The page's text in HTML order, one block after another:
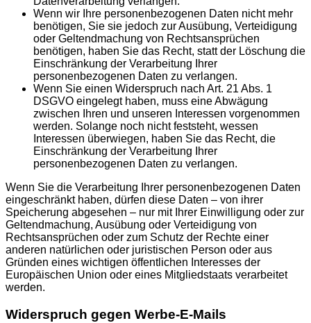
Wenn wir Ihre personenbezogenen Daten nicht mehr
benötigen, Sie sie jedoch zur Ausübung, Verteidigung
oder Geltendmachung von Rechtsansprüchen
benötigen, haben Sie das Recht, statt der Löschung die
Einschränkung der Verarbeitung Ihrer
personenbezogenen Daten zu verlangen.
Wenn Sie einen Widerspruch nach Art. 21 Abs. 1
DSGVO eingelegt haben, muss eine Abwägung
zwischen Ihren und unseren Interessen vorgenommen
werden. Solange noch nicht feststeht, wessen
Interessen überwiegen, haben Sie das Recht, die
Einschränkung der Verarbeitung Ihrer
personenbezogenen Daten zu verlangen.
Wenn Sie die Verarbeitung Ihrer personenbezogenen Daten
eingeschränkt haben, dürfen diese Daten – von ihrer
Speicherung abgesehen – nur mit Ihrer Einwilligung oder zur
Geltendmachung, Ausübung oder Verteidigung von
Rechtsansprüchen oder zum Schutz der Rechte einer
anderen natürlichen oder juristischen Person oder aus
Gründen eines wichtigen öffentlichen Interesses der
Europäischen Union oder eines Mitgliedstaats verarbeitet
werden.
Widerspruch gegen Werbe-E-Mails